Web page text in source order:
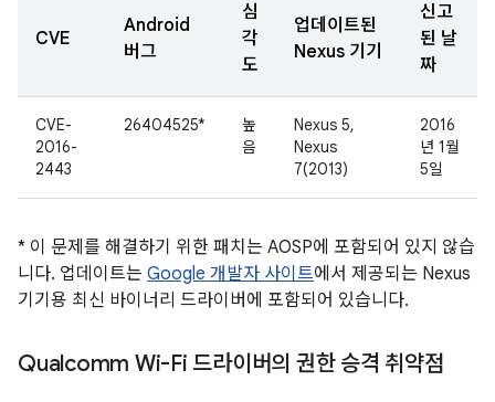
CVE
Android
버그
심
각
도
업데이트된
Nexus 기기
신고
된 날
짜
CVE-
2016-
2443
26404525*
높
음
Nexus 5,
Nexus
7(2013)
2016
년 1월
5일
* 이 문제를 해결하기 위한 패치는 AOSP에 포함되어 있지 않습
니다. 업데이트는 Google 개발자 사이트에서 제공되는 Nexus
기기용 최신 바이너리 드라이버에 포함되어 있습니다.
Qualcomm Wi-Fi 드라이버의 권한 승격 취약점